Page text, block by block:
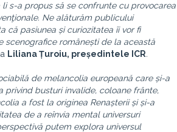
s-a propus să se confrunte cu provocarea
Ne alăturăm publicului
că pasiunea și curiozitatea îi vor fi
scenografice românești de la această
Liliana Țuroiu, președintele ICR.
de melancolia europeană care și-a
privind busturi invalide, coloane frânte,
a fost la originea Renașterii și și-a
de a reînvia mental universuri
putem explora universul